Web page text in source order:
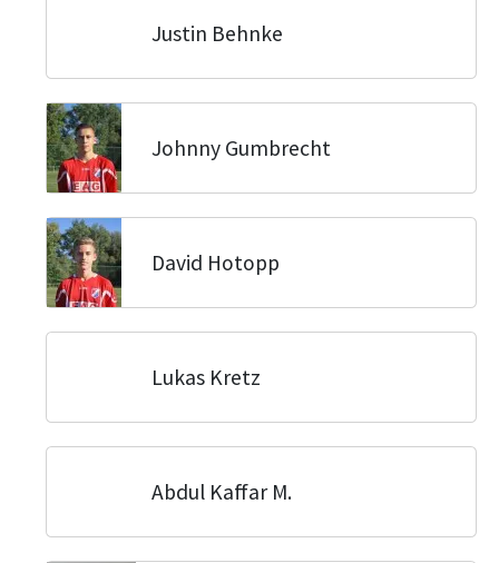
Justin Behnke
Johnny Gumbrecht
David Hotopp
Lukas Kretz
Abdul Kaffar M.